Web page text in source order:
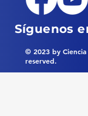
Síguenos
© 2023 by
reserved.